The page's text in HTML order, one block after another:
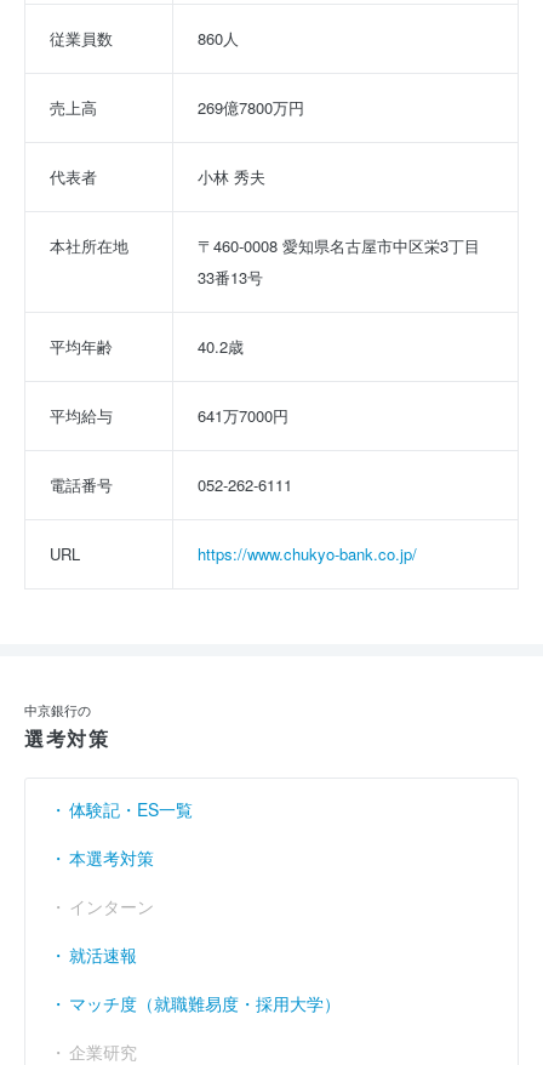
従業員数 860人
売上高 269億7800万円
代表者 小林 秀夫
本社所在地
〒460-0008 愛知県名古屋市中区栄3丁目
33番13号
平均年齢 40.2歳
平均給与 641万7000円
電話番号 052-262-6111
URL https://www.chukyo-bank.co.jp/
中京銀行の
選考対策
体験記・ES一覧
本選考対策
インターン
就活速報
マッチ度（就職難易度・採用大学）
企業研究